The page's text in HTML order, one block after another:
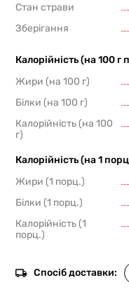
Стан страви
Зберігання
Калорійність (на 100 г
Жири (на 100 г)
Білки (на 100 г)
Калорійність (на 100
г)
Калорійність (на 1
Жири (1 порц.)
Білки (1 порц.)
Калорійність (1
порц.)
Спосіб доставки: